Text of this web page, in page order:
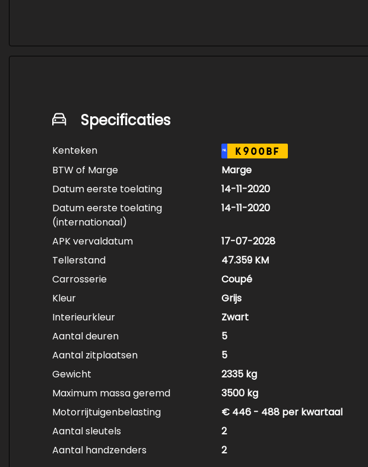
Specificaties
Kenteken NL K900BF
BTW of Marge
Marge
Datum eerste toelating
14-11-2020
Datum eerste toelating
(internationaal)
14-11-2020
APK vervaldatum
17-07-2028
Tellerstand
47.359 KM
Carrosserie
Coupé
Kleur
Grijs
Interieurkleur
Zwart
Aantal deuren
5
Aantal zitplaatsen
5
Gewicht
2335 kg
Maximum massa geremd
3500 kg
Motorrijtuigenbelasting
€ 446 - 488 per kwartaal
Aantal sleutels
2
Aantal handzenders
2